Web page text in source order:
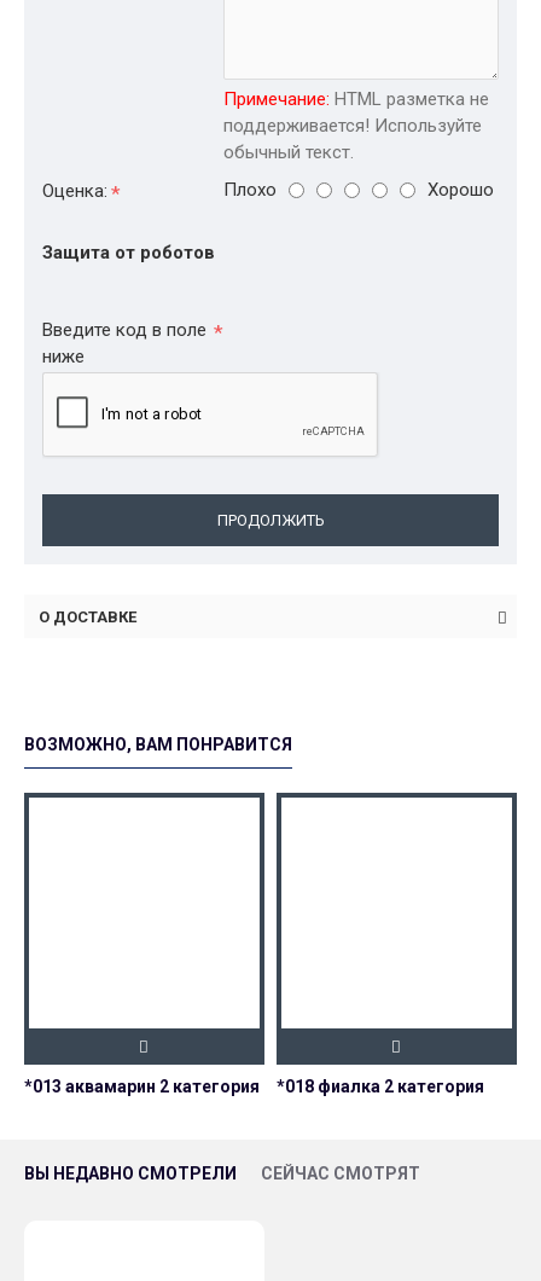
Примечание: HTML разметка не
поддерживается! Используйте
обычный текст.
Оценка:
Плохо Хорошо
Защита от роботов
Введите код в поле
ниже
ПРОДОЛЖИТЬ
О ДОСТАВКЕ
ВОЗМОЖНО, ВАМ ПОНРАВИТСЯ
*013 аквамарин 2 категория *018 фиалка 2 категория
ВЫ НЕДАВНО СМОТРЕЛИ СЕЙЧАС СМОТРЯТ